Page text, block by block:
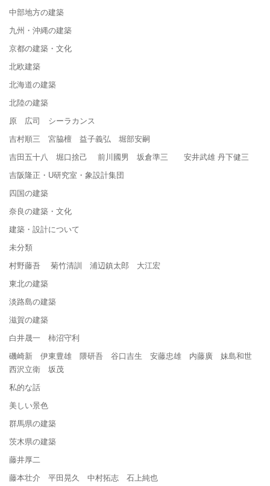
中部地方の建築
九州・沖縄の建築
京都の建築・文化
北欧建築
北海道の建築
北陸の建築
原 広司 シーラカンス
吉村順三 宮脇檀 益子義弘 堀部安嗣
吉田五十八 堀口捨己 前川國男 坂倉準三 安井武雄 丹下健三
吉阪隆正・U研究室・象設計集団
四国の建築
奈良の建築・文化
建築・設計について
未分類
村野藤吾 菊竹清訓 浦辺鎮太郎 大江宏
東北の建築
淡路島の建築
滋賀の建築
白井晟一 柿沼守利
磯崎新 伊東豊雄 隈研吾 谷口吉生 安藤忠雄 内藤廣 妹島和世
西沢立衛 坂茂
私的な話
美しい景色
群馬県の建築
茨木県の建築
藤井厚二
藤本壮介 平田晃久 中村拓志 石上純也